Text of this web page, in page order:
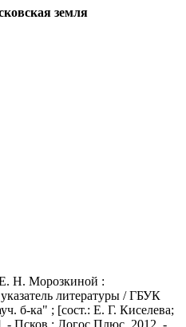
Н. Морозкиной :
литературы / ГБУК
б-ка" ; [сост.: Е. Г. Киселева;